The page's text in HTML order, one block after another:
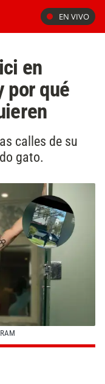
EN VIVO
en
por qué
calles de su
gato.